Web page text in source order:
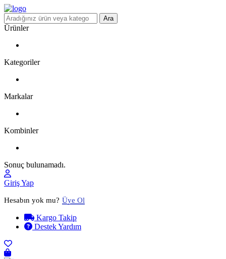
Ara
Ürünler
Kategoriler
Markalar
Kombinler
Sonuç bulunamadı.
Giriş Yap
Hesabın yok mu? Üye Ol
Kargo Takip
Destek Yardım